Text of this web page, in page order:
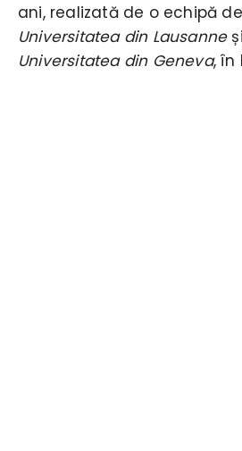
ani, realizată de o echipă
Universitatea din Lausanne
Universitatea din Geneva, în